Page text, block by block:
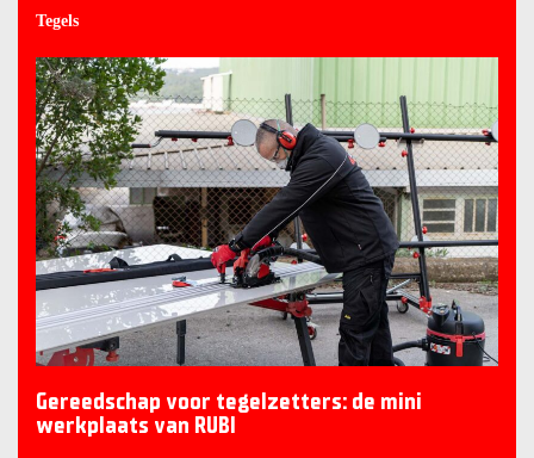
Tegels
Gereedschap voor tegelzetters: de mini
werkplaats van RUBI